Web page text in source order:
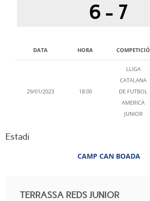
6 - 7
DATA HORA COMPETICIÓ
29/01/2023 18:00
LLIGA
CATALANA
DE FUTBOL
AMERICÀ
JUNIOR
Estadi
CAMP CAN BOADA
TERRASSA REDS JUNIOR